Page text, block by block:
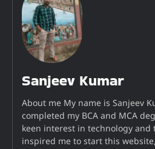
Sanjeev Kumar
About me My name is Sanjeev
completed my BCA and MCA
keen interest in technology
inspired me to start this